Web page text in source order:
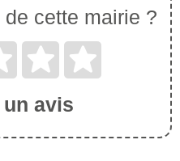
cette mairie ?
avis